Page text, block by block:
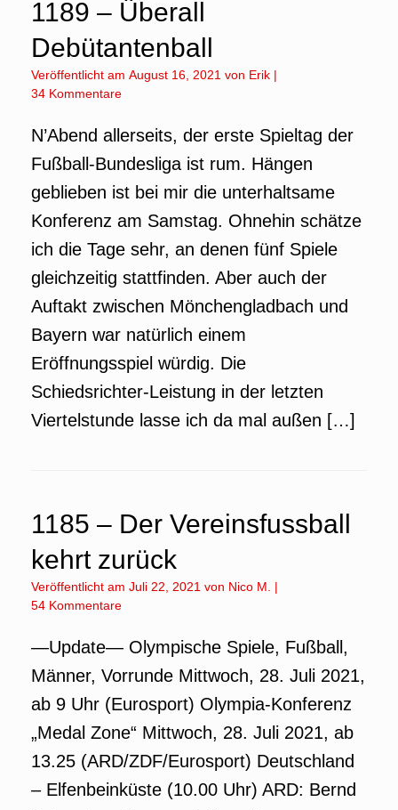
1189 – Überall
Debütantenball
Veröffentlicht am August 16, 2021 von Erik |
34 Kommentare
N’Abend allerseits, der erste Spieltag der
Fußball-Bundesliga ist rum. Hängen
geblieben ist bei mir die unterhaltsame
Konferenz am Samstag. Ohnehin schätze
ich die Tage sehr, an denen fünf Spiele
gleichzeitig stattfinden. Aber auch der
Auftakt zwischen Mönchengladbach und
Bayern war natürlich einem
Eröffnungsspiel würdig. Die
Schiedsrichter-Leistung in der letzten
Viertelstunde lasse ich da mal außen […]
1185 – Der Vereinsfussball
kehrt zurück
Veröffentlicht am Juli 22, 2021 von Nico M.
|
54 Kommentare
—Update— Olympische Spiele, Fußball,
Männer, Vorrunde Mittwoch, 28. Juli 2021,
ab 9 Uhr (Eurosport) Olympia-Konferenz
„Medal Zone“ Mittwoch, 28. Juli 2021, ab
13.25 (ARD/ZDF/Eurosport) Deutschland
– Elfenbeinküste (10.00 Uhr) ARD: Bernd